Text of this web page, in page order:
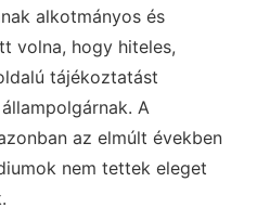
alkotmányos és
volna, hogy hiteles,
tájékoztatást
A
az elmúlt években
nem tettek eleget